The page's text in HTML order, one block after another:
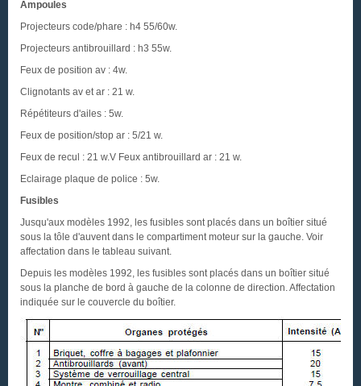
Ampoules
Projecteurs code/phare : h4 55/60w.
Projecteurs antibrouillard : h3 55w.
Feux de position av : 4w.
Clignotants av et ar : 21 w.
Répétiteurs d'ailes : 5w.
Feux de position/stop ar : 5/21 w.
Feux de recul : 21 w.V Feux antibrouillard ar : 21 w.
Eclairage plaque de police : 5w.
Fusibles
Jusqu'aux modèles 1992, les fusibles sont placés dans un boîtier situé
sous la tôle d'auvent dans le compartiment moteur sur la gauche. Voir
affectation dans le tableau suivant.
Depuis les modèles 1992, les fusibles sont placés dans un boîtier situé
sous la planche de bord à gauche de la colonne de direction. Affectation
indiquée sur le couvercle du boîtier.